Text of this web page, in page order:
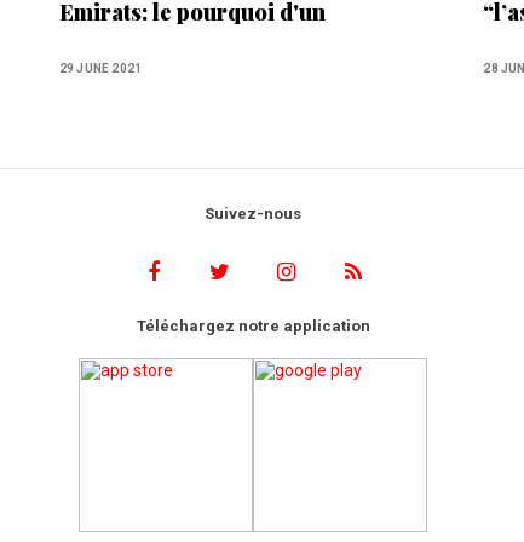
Emirats: le pourquoi d'un
29 JUNE 2021 28
Suivez-nous
Téléchargez notre application